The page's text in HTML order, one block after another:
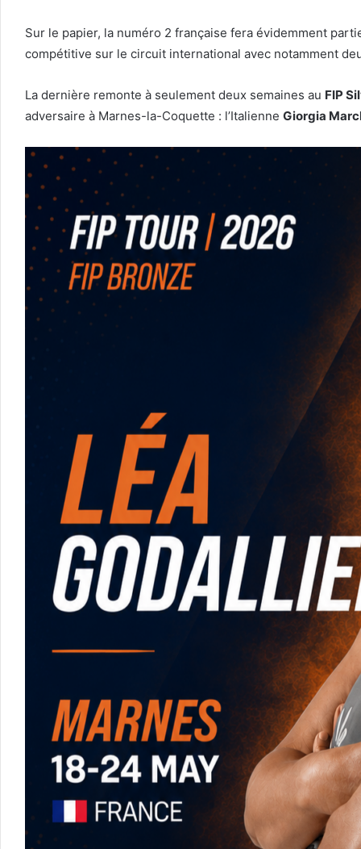
Sur le papier, la numéro 2 française fera évidemment
compétitive sur le circuit international avec notamment
La dernière remonte à seulement deux semaines au FIP
adversaire à Marnes-la-Coquette : l’Italienne Giorgia